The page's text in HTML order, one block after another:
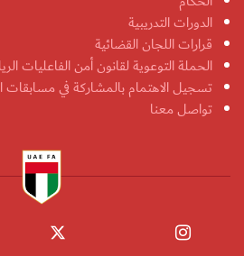
الدورات التدريبية
قرارات اللجان القضائية
الحملة التوعوية لقانون أمن الفاعليات
تسجيل الاهتمام بالمشاركة في مسابقات
تواصل معنا